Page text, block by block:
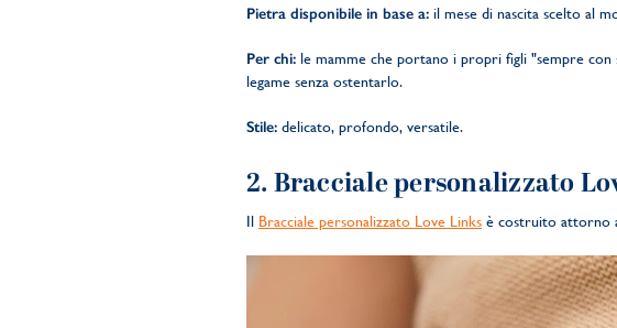
Pietra disponibile in base a: il mese di nascita scelto al
Per chi: le mamme che portano i propri figli "sempre con
legame senza ostentarlo.
Stile: delicato, profondo, versatile.
2.Bracciale personalizzato
Il Bracciale personalizzato Love Links è costruito attorno